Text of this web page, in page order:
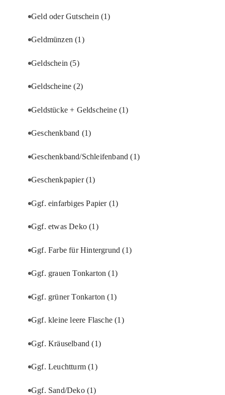
Geld oder Gutschein (1)
Geldmünzen(1)
Geldschein(5)
Geldscheine(2)
Geldstücke + Geldscheine (1)
Geschenkband (1)
Geschenkband/Schleifenband(1)
Geschenkpapier(1)
Ggf. einfarbiges Papier (1)
Ggf. etwas Deko(1)
Ggf. Farbe für Hintergrund(1)
Ggf. grauen Tonkarton(1)
Ggf. grüner Tonkarton(1)
Ggf. kleine leere Flasche(1)
Ggf. Kräuselband(1)
Ggf. Leuchtturm(1)
Ggf. Sand/Deko (1)